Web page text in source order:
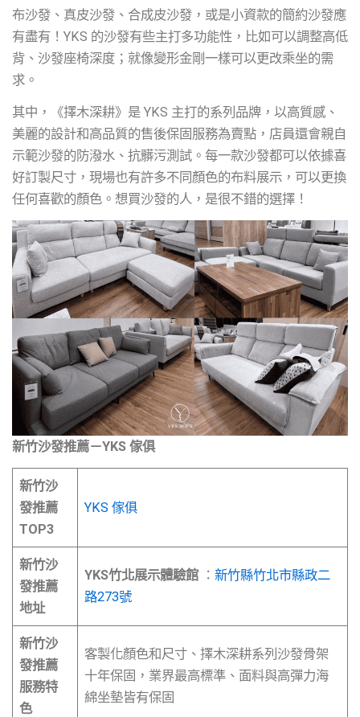
布沙發、真皮沙發、合成皮沙發，或是小資款的簡約沙發應
有盡有！YKS 的沙發有些主打多功能性，比如可以調整高低
背、沙發座椅深度；就像變形金剛一樣可以更改乘坐的需
求。
其中，《擇木深耕》是 YKS 主打的系列品牌，以高質感、
美麗的設計和高品質的售後保固服務為賣點，店員還會親自
示範沙發的防潑水、抗髒污測試。每一款沙發都可以依據喜
好訂製尺寸，現場也有許多不同顏色的布料展示，可以更換
任何喜歡的顏色。想買沙發的人，是很不錯的選擇！
新竹沙發推薦－YKS 傢俱
新竹沙
發推薦
TOP3
YKS 傢俱
新竹沙
發推薦
地址
YKS竹北展示體驗館 ：新竹縣竹北市縣政二
路273號
新竹沙
發推薦
服務特
色
客製化顏色和尺寸、擇木深耕系列沙發骨架
十年保固，業界最高標準、面料與高彈力海
綿坐墊皆有保固